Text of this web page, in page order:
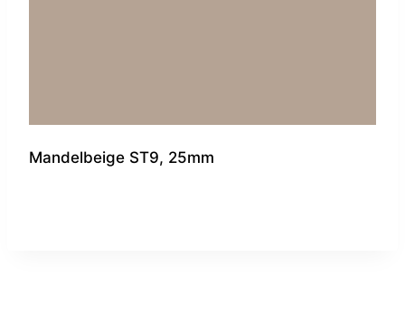
Mandelbeige ST9, 25mm